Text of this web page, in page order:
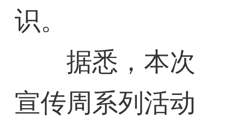
识。
据悉，本次
宣传周系列活动